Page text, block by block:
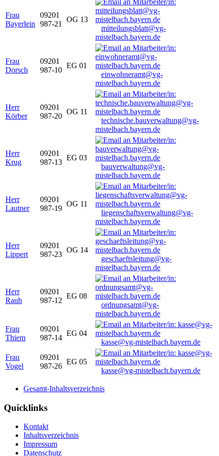
Frau
Bayerlein
09201
987-21
OG 13
mitteilungsblatt@vg-
mistelbach.bayern.de
Frau
Dorsch
09201
987-10
EG 01
einwohneramt@vg-
mistelbach.bayern.de
Herr
Körber
09201
987-20
OG 11
technische.bauverwaltung@vg-
mistelbach.bayern.de
Herr
Krug
09201
987-13
EG 03
bauverwaltung@vg-
mistelbach.bayern.de
Herr
Lautner
09201
987-19
OG 11
liegenschaftsverwaltung@vg-
mistelbach.bayern.de
Herr
Lippert
09201
987-23
OG 14
geschaeftsleitung@vg-
mistelbach.bayern.de
Herr
Rauh
09201
987-12
EG 08
ordnungsamt@vg-
mistelbach.bayern.de
Frau
Thiem
09201
987-14
EG 04
kasse@vg-mistelbach.bayern.de
Frau
Vogel
09201
987-26
EG 05
kasse@vg-mistelbach.bayern.de
Gesamt-Inhaltsverzeichnis
Quicklinks
Kontakt
Inhaltsverzeichnis
Impressum
Datenschutz